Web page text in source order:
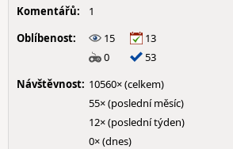
Komentářů:
1
Oblíbenost:
15
13
0
53
Návštěvnost: 10560× (celkem)
55× (poslední měsíc)
12× (poslední týden)
0× (dnes)